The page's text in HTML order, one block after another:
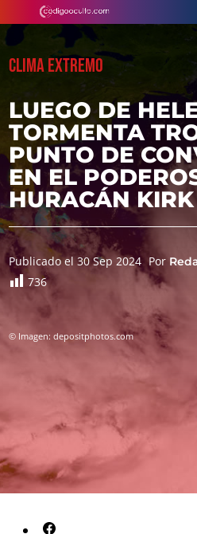
CLIMA EXTREMO
LUEGO DE
TORMENTA
PUNTO DE
EN EL
HURACÁN KIRK
Publicado el 30 Sep 2024 Por
736
© Imagen: depositphotos.com